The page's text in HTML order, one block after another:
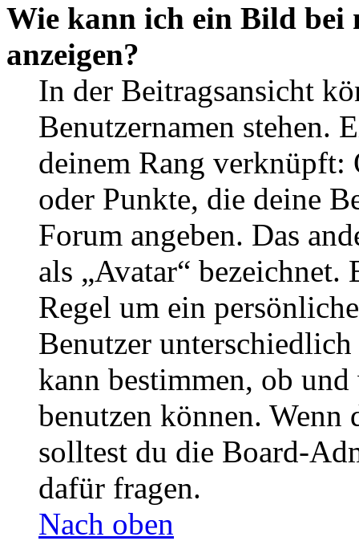
Wie kann ich ein Bild bei
anzeigen?
In der Beitragsansicht
Benutzernamen stehen.
deinem Rang verknüpft:
oder Punkte, die deine
Forum angeben. Das
als „Avatar“
Regel um ein
Benutzer
kann bestimmen, ob
benutzen können. Wenn
solltest du die Board-
dafür fragen.
Nach oben